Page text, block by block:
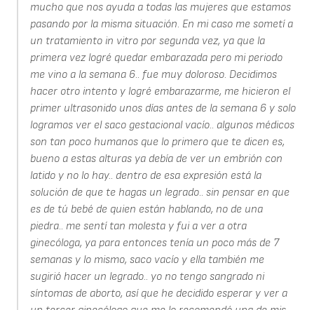
mucho que nos ayuda a todas las mujeres que estamos
pasando por la misma situación. En mi caso me sometí a
un tratamiento in vitro por segunda vez, ya que la
primera vez logré quedar embarazada pero mi periodo
me vino a la semana 6.. fue muy doloroso. Decidimos
hacer otro intento y logré embarazarme, me hicieron el
primer ultrasonido unos días antes de la semana 6 y solo
logramos ver el saco gestacional vacío.. algunos médicos
son tan poco humanos que lo primero que te dicen es,
bueno a estas alturas ya debía de ver un embrión con
latido y no lo hay.. dentro de esa expresión está la
solución de que te hagas un legrado.. sin pensar en que
es de tú bebé de quien están hablando, no de una
piedra.. me sentí tan molesta y fui a ver a otra
ginecóloga, ya para entonces tenía un poco más de 7
semanas y lo mismo, saco vacío y ella también me
sugirió hacer un legrado.. yo no tengo sangrado ni
síntomas de aborto, así que he decidido esperar y ver a